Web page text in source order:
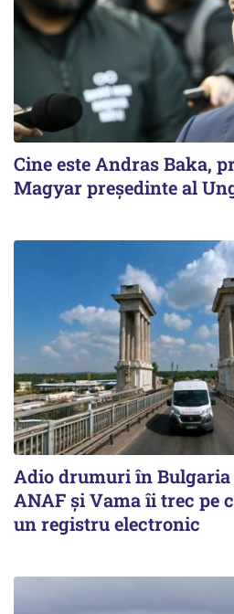
Cine este Andras Baka,
Magyar președinte al
Adio drumuri în
ANAF și Vama îi trec pe
un registru electronic